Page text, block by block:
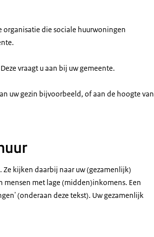
koppels.)
wat voor woning u krijgt.
die sociale huurwoningen
vraagt u aan bij uw gemeente.
uw gezin bijvoorbeeld, of aan de hoogte van
kijken daarbij naar uw (gezamenlijk)
met lage (midden)inkomens. Een
(onderaan deze tekst). Uw gezamenlijk